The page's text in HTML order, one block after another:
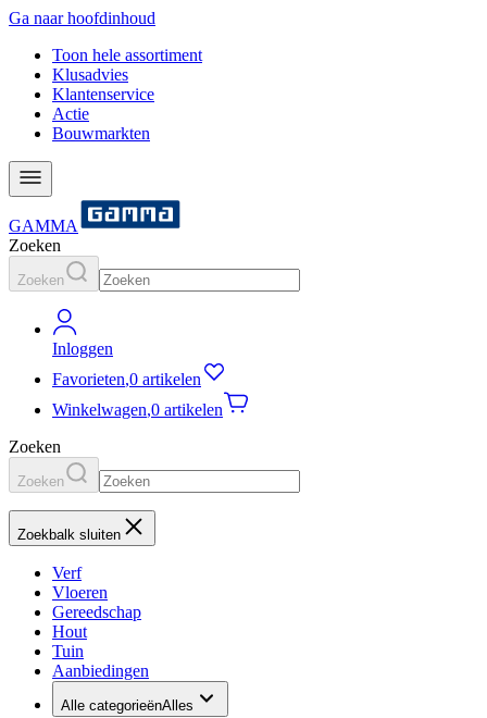
Ga naar hoofdinhoud
Toon hele assortiment
Klusadvies
Klantenservice
Actie
Bouwmarkten
GAMMA
Zoeken
Zoeken
Inloggen
Favorieten,0 artikelen
Winkelwagen,0 artikelen
Zoeken
Zoeken
Zoekbalk sluiten
Verf
Vloeren
Gereedschap
Hout
Tuin
Aanbiedingen
Alle categorieënAlles